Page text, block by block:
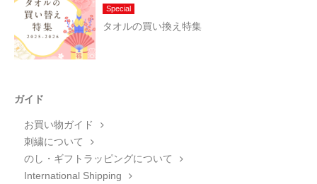
Special
タオルの買い換え特集
ガイド
お買い物ガイド
刺繍について
のし・ギフトラッピングについて
International Shipping